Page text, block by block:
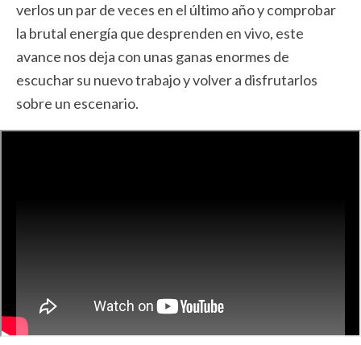
verlos un par de veces en el último año y comprobar
la brutal energía que desprenden en vivo, este
avance nos deja con unas ganas enormes de
escuchar su nuevo trabajo y volver a disfrutarlos
sobre un escenario.